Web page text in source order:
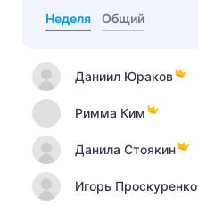
Неделя Общий
Даниил Юраков
Римма Ким
Данила Стоякин
Игорь Проскуренко